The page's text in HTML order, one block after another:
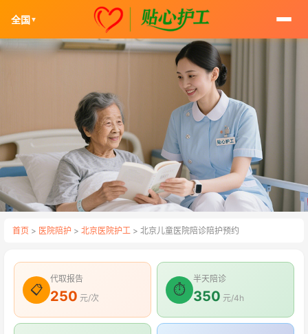
全国 ▼
首页 > 医院陪护 > 北京医院护工 > 北京儿童医院陪诊陪护预约
📋
代取报告
250 元/次
⏱
半天陪诊
350 元/4h